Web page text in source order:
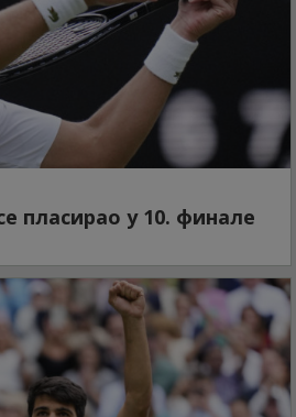
пласирао у 10. финале